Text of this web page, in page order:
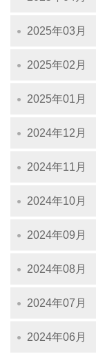
2025年03月
2025年02月
2025年01月
2024年12月
2024年11月
2024年10月
2024年09月
2024年08月
2024年07月
2024年06月